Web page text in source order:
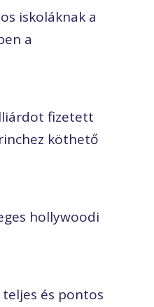
iskoláknak a
a
fizetett
köthető
hollywoodi
és pontos